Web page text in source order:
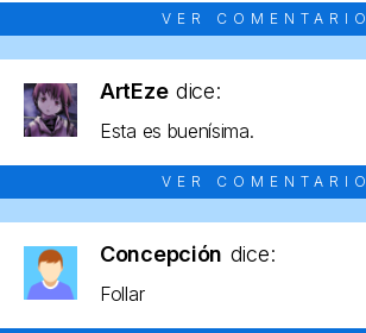
VER COMENTARIO
ArtEze dice:
Esta es buenísima.
VER COMENTARIO
Concepción dice:
Follar